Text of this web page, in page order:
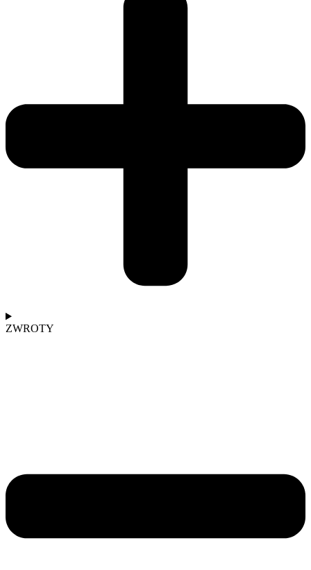
ZWROTY